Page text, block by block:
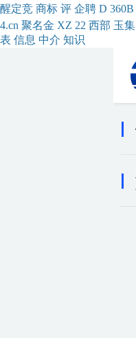
醒定竞 商标 评 企聘 D 360B
4.cn 聚名金 XZ 22 西部 玉集
表 信息 中介 知识